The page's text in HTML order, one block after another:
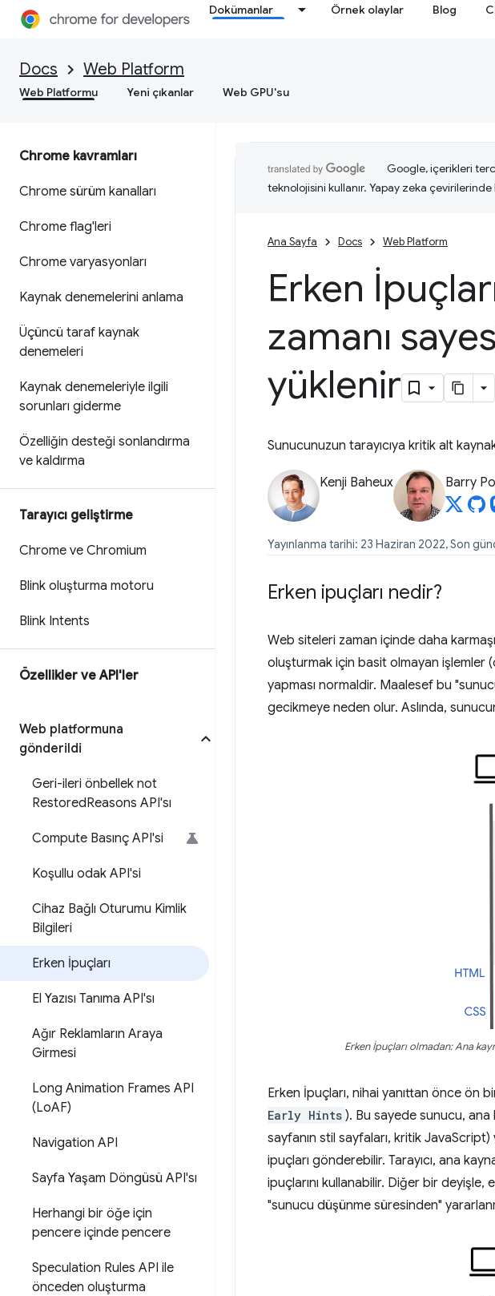
Dokümanlar Örnek olaylar Blog
Docs Web Platform
Web Platformu Yeni çıkanlar Web GPU'su
Chrome kavramları
Chrome sürüm kanalları
Chrome flag'leri
Chrome varyasyonları
Kaynak denemelerini anlama
Üçüncü taraf kaynak
denemeleri
Kaynak denemeleriyle ilgili
sorunları giderme
Özelliğin desteği sonlandırma
ve kaldırma
Tarayıcı geliştirme
Chrome ve Chromium
Blink oluşturma motoru
Blink Intents
Özellikler ve API'ler
Web platformuna
gönderildi
Geri-ileri önbellek not
RestoredReasons API'sı
Compute Basınç API'si
Koşullu odak API'si
Cihaz Bağlı Oturumu Kimlik
Bilgileri
Erken İpuçları
El Yazısı Tanıma API'sı
Ağır Reklamların Araya
Girmesi
Long Animation Frames API
(LoAF)
Navigation API
Sayfa Yaşam Döngüsü API'sı
Herhangi bir öğe için
pencere içinde pencere
Speculation Rules API ile
önceden oluşturma
Google, içerikleri
teknolojisini kullanır. Yapay zeka
Ana Sayfa Docs Web Platform
Erken
zamanı
yüklenir
Sunucunuzun tarayıcıya kritik alt
Kenji Baheux Barry
Yayınlanma tarihi: 23 Haziran 2022, Son
Erken ipuçları nedir?
Web siteleri zaman içinde daha
oluşturmak için basit olmayan işlemler
yapması normaldir. Maalesef bu
gecikmeye neden olur. Aslında,
Erken İpuçları olmadan: Ana
Erken İpuçları, nihai yanıttan önce ön
Early Hints ). Bu sayede sunucu, ana
sayfanın stil sayfaları, kritik
ipuçları gönderebilir. Tarayıcı, ana
ipuçlarını kullanabilir. Diğer bir deyişle,
"sunucu düşünme süresinden"